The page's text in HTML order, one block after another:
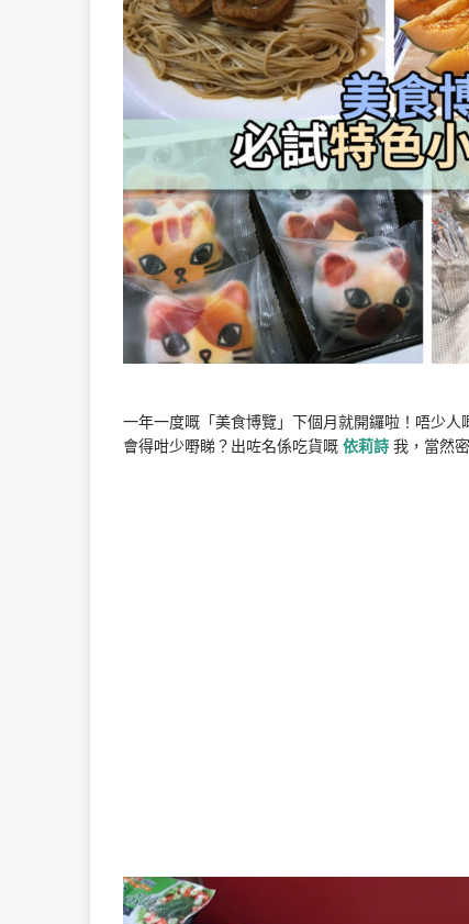
一年一度嘅「美食博覽」下個月就開鑼啦！唔少
會得咁少嘢睇？出咗名係吃貨嘅 依莉詩 我，當然